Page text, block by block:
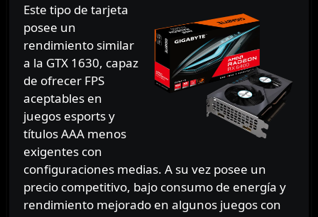
Este tipo de tarjeta
posee un
rendimiento similar
a la GTX 1630, capaz
de ofrecer FPS
aceptables en
juegos esports y
títulos AAA menos
exigentes con
configuraciones medias. A su vez posee un
precio competitivo, bajo consumo de energía y
rendimiento mejorado en algunos juegos con